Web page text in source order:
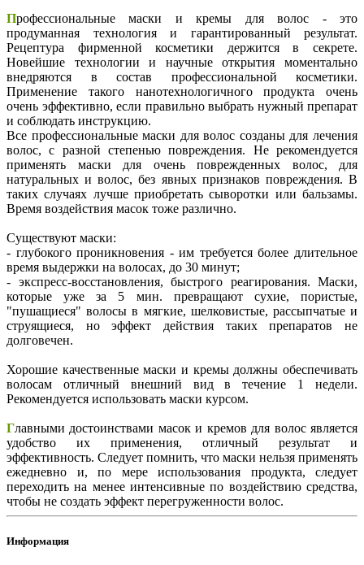
Профессиональные маски и кремы для волос - это
продуманная технология и гарантированный результат.
Рецептура фирменной косметики держится в секрете.
Новейшие технологии и научные открытия моментально
внедряются в состав профессиональной косметики.
Применение такого нанотехнологичного продукта очень
очень эффективно, если правильно выбрать нужный препарат
и соблюдать инструкцию.
Все профессиональные маски для волос созданы для лечения
волос, с разной степенью повреждения. Не рекомендуется
применять маски для очень поврежденных волос, для
натуральных и волос, без явных признаков повреждения. В
таких случаях лучше приобретать сыворотки или бальзамы.
Время воздействия масок тоже различно.
Существуют маски:
- глубокого проникновения - им требуется более длительное
время выдержки на волосах, до 30 минут;
- экспресс-восстановления, быстрого реагирования. Маски,
которые уже за 5 мин. превращают сухие, пористые,
"пушащиеся" волосы в мягкие, шелковистые, рассыпчатые и
струящиеся, но эффект действия таких препаратов не
долговечен.
Хорошие качественные маски и кремы должны обеспечивать
волосам отличный внешний вид в течение 1 недели.
Рекомендуется использовать маски курсом.
Главными достоинствами масок и кремов для волос является
удобство их применения, отличный результат и
эффективность. Следует помнить, что маски нельзя применять
ежедневно и, по мере использования продукта, следует
переходить на менее интенсивные по воздействию средства,
чтобы не создать эффект перегруженности волос.
Информация